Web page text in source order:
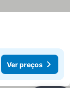
Ver preços